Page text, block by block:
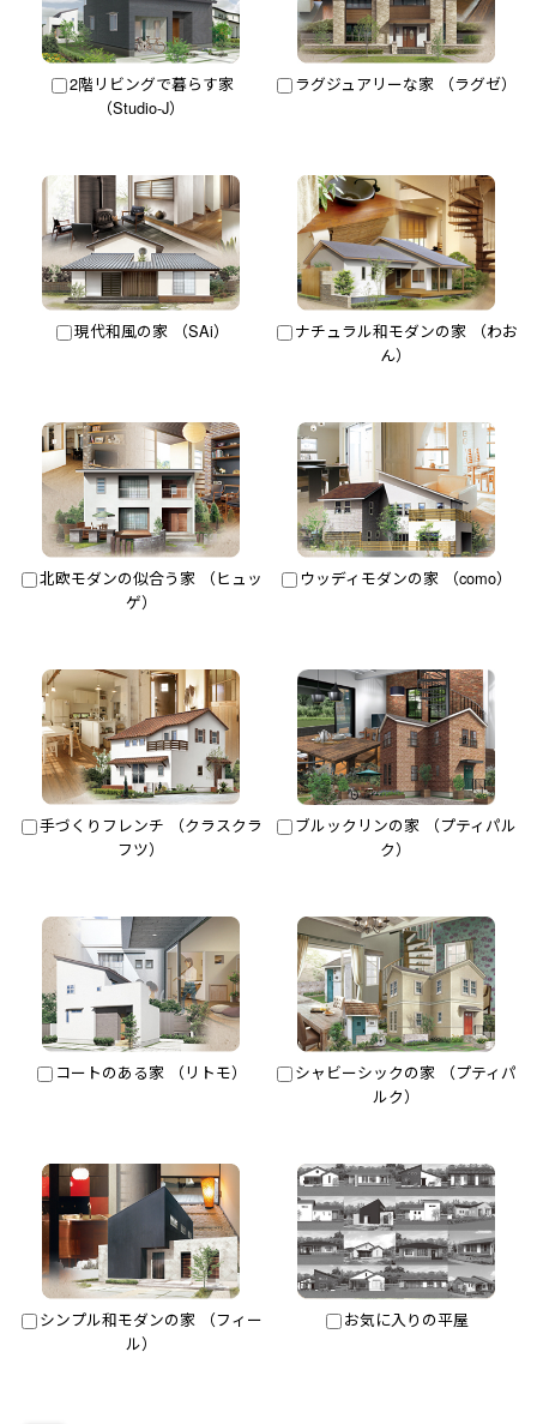
2階リビングで暮らす家
（Studio-J）
ラグジュアリーな家 （ラグゼ）
現代和風の家 （SAi）
ナチュラル和モダンの家 （わお
ん）
北欧モダンの似合う家 （ヒュッ
ゲ）
ウッディモダンの家 （como）
手づくりフレンチ （クラスクラ
フツ）
ブルックリンの家 （プティパル
ク）
コートのある家 （リトモ）
シャビーシックの家 （プティパ
ルク）
シンプル和モダンの家 （フィー
ル）
お気に入りの平屋